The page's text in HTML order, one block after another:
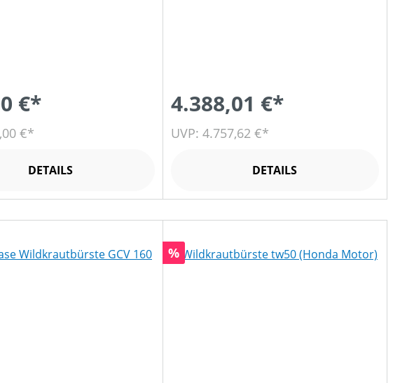
€*
€*
DETAILS
4.388,01 €*
UVP: 4.757,62 €*
DETAILS
Rabatt
%